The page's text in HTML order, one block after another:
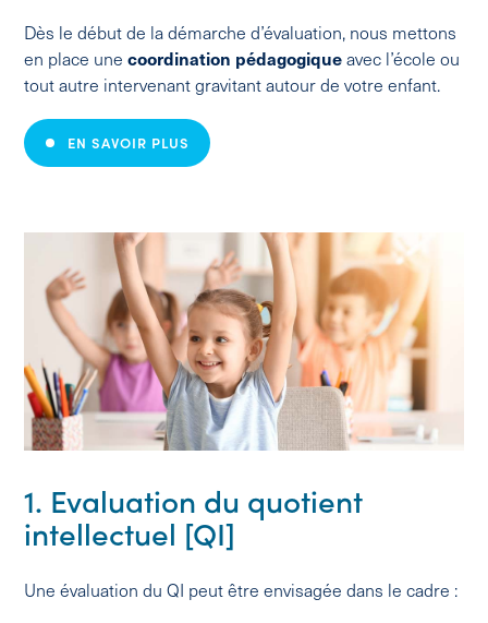
Dès le début de la démarche d’évaluation, nous mettons
en place unecoordination pédagogiqueavec l’école ou
tout autre intervenant gravitant autour de votre enfant.
EN SAVOIR PLUS
1. Evaluation du quotient
intellectuel [QI]
Une évaluation du QI peut être envisagée dans le cadre :